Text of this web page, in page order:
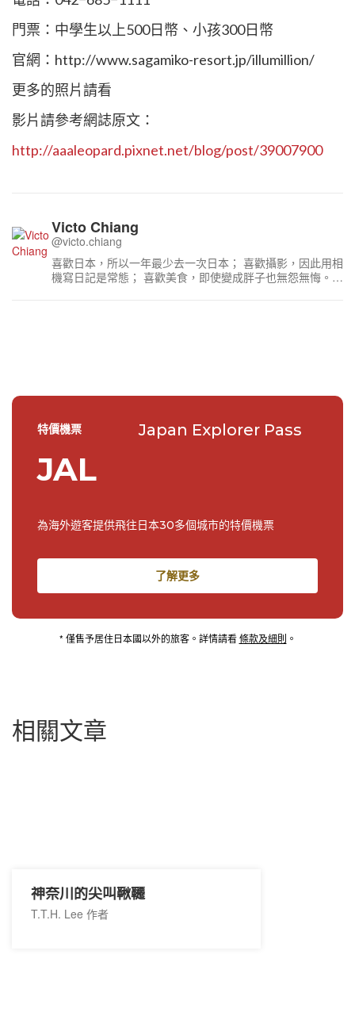
門票：中學生以上500日幣、小孩300日幣
官網：http://www.sagamiko-resort.jp/illumillion/
更多的照片請看
影片請參考網誌原文：
http://aaaleopard.pixnet.net/blog/post/39007900
Victo Chiang
@victo.chiang
喜歡日本，所以一年最少去一次日本； 喜歡攝影，因此用相
機寫日記是常態； 喜歡美食，即使變成胖子也無怨無悔。
相關文章
神奈川的尖叫鞦韆
T.T.H. Lee 作者
特價機票
JAL
Japan Explorer Pass
為海外遊客提供飛往日本30多個城市的特價機票
了解更多
* 僅售予居住日本國以外的旅客。詳情請看條款及細則 。